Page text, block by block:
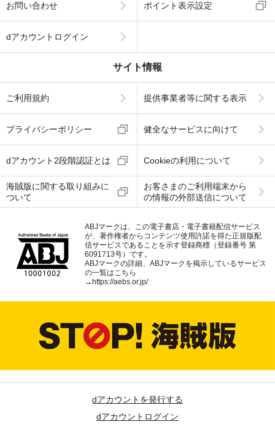
お問い合わせ ポイント表示設定
dアカウントログイン
サイト情報
ご利用規約 提供事業者等に関する表示
プライバシーポリシー 健全なサービスに向けて
dアカウント2段階認証とは Cookieの利用について
海賊版に関する取り組みに
ついて
お客さまのご利用端末から
の情報の外部送信について
ABJマークは、この電子書店・電子書籍配信サービス
が、著作権者からコンテンツ使用許諾を得た正規版配
信サービスであることを示す登録商標（登録番号 第
6091713号）です。
ABJマークの詳細、ABJマークを掲示しているサービス
の一覧はこちら
→ https://aebs.or.jp/
dアカウントを発行する
dアカウントログイン